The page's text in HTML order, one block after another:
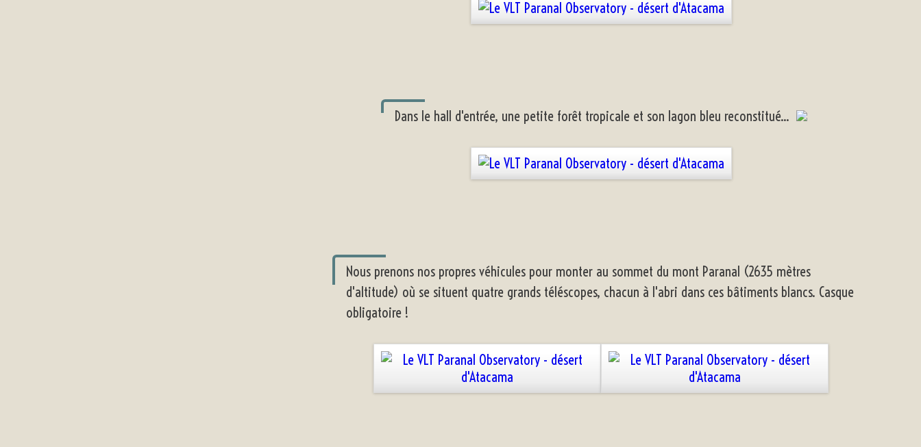
Dans le hall d'entrée, une petite forêt tropicale et son lagon bleu reconstitué...
Nous prenons nos propres véhicules pour monter au sommet du mont Paranal (2635 mètres
d'altitude) où se situent quatre grands téléscopes, chacun à l'abri dans ces bâtiments blancs. Casque
obligatoire !